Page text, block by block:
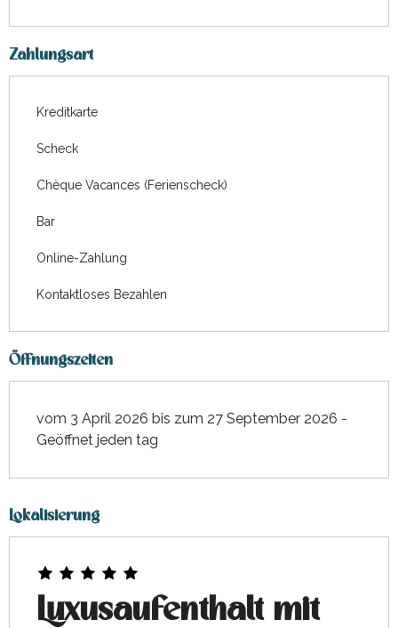
Zahlungsart
Kreditkarte
Scheck
Chèque Vacances (Ferienscheck)
Bar
Online-Zahlung
Kontaktloses Bezahlen
Öffnungszeiten
vom 3 April 2026 bis zum 27 September 2026 -
Geöffnet jeden tag
Lokalisierung
Luxusaufenthalt mit